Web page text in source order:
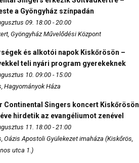
a Gyöngyház színpadán
09. 18:00 - 20:00
Gyöngyház Művelődési Központ
és alkotói napok Kiskőrösön –
teli nyári program gyerekeknek
10. 09:00 - 15:00
Hagyományok Háza
Continental Singers koncert Kiskőrösön
hirdetik az evangéliumot zenével
11. 18:00 - 21:00
Oázis Apostoli Gyülekezet imaháza (Kiskőrös,
utca 1.)